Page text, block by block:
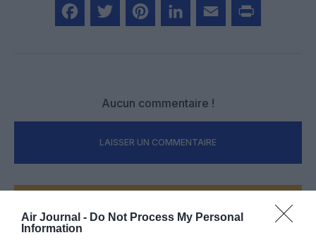
Air Journal - Do Not Process My Personal
Information
Aucun commentaire !
LAISSER UN COMMENTAIRE